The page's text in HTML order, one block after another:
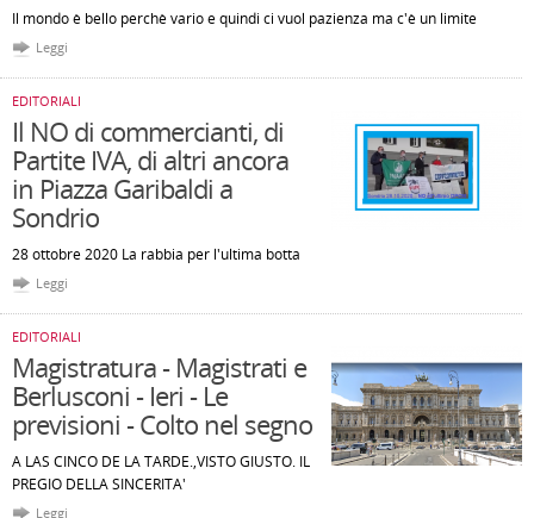
Il mondo è bello perchè vario e quindi ci vuol pazienza ma c'è un limite
Leggi
EDITORIALI
Il NO di commercianti, di
Partite IVA, di altri ancora
in Piazza Garibaldi a
Sondrio
28 ottobre 2020 La rabbia per l'ultima botta
Leggi
EDITORIALI
Magistratura - Magistrati e
Berlusconi - Ieri - Le
previsioni - Colto nel segno
A LAS CINCO DE LA TARDE.,VISTO GIUSTO. IL
PREGIO DELLA SINCERITA'
Leggi